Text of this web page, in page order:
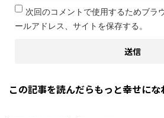
次回のコメントで使用するためブラ
ールアドレス、サイトを保存する。
この記事を読んだらもっと幸せにな